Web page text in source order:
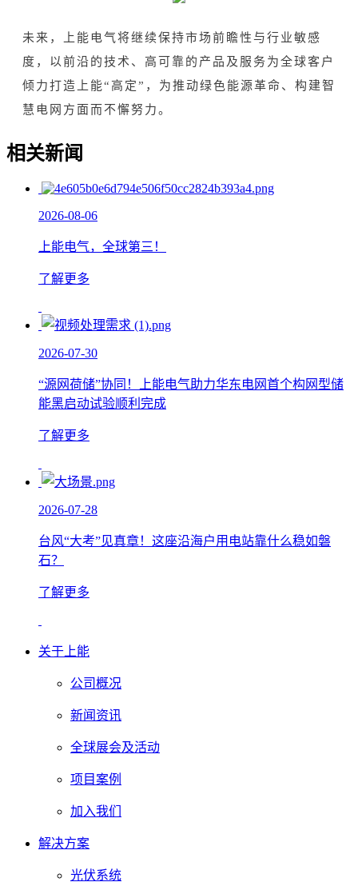
未来，上能电气将继续保持市场前瞻性与行业敏感
度，以前沿的技术、高可靠的产品及服务为全球客户
倾力打造上能“高定”，为推动绿色能源革命、构建智
慧电网方面而不懈努力。
相关新闻
2026-08-06
上能电气，全球第三！
了解更多
2026-07-30
“源网荷储”协同！上能电气助力华东电网首个构网型储
能黑启动试验顺利完成
了解更多
2026-07-28
台风“大考”见真章！这座沿海户用电站靠什么稳如磐
石？
了解更多
关于上能
公司概况
新闻资讯
全球展会及活动
项目案例
加入我们
解决方案
光伏系统